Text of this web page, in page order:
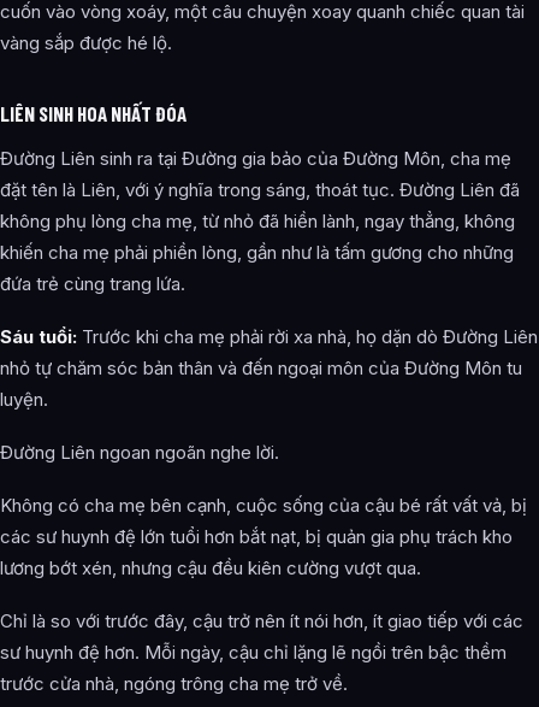
cuốn vào vòng xoáy, một câu chuyện xoay quanh chiếc quan tài
vàng sắp được hé lộ.
LIÊN SINH HOA NHẤT ĐÓA
Đường Liên sinh ra tại Đường gia bảo của Đường Môn, cha mẹ
đặt tên là Liên, với ý nghĩa trong sáng, thoát tục. Đường Liên đã
không phụ lòng cha mẹ, từ nhỏ đã hiền lành, ngay thẳng, không
khiến cha mẹ phải phiền lòng, gần như là tấm gương cho những
đứa trẻ cùng trang lứa.
Sáu tuổi: Trước khi cha mẹ phải rời xa nhà, họ dặn dò Đường Liên
nhỏ tự chăm sóc bản thân và đến ngoại môn của Đường Môn tu
luyện.
Đường Liên ngoan ngoãn nghe lời.
Không có cha mẹ bên cạnh, cuộc sống của cậu bé rất vất vả, bị
các sư huynh đệ lớn tuổi hơn bắt nạt, bị quản gia phụ trách kho
lương bớt xén, nhưng cậu đều kiên cường vượt qua.
Chỉ là so với trước đây, cậu trở nên ít nói hơn, ít giao tiếp với các
sư huynh đệ hơn. Mỗi ngày, cậu chỉ lặng lẽ ngồi trên bậc thềm
trước cửa nhà, ngóng trông cha mẹ trở về.